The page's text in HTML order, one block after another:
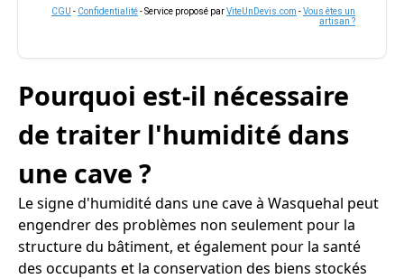
CGU - Confidentialité- Service proposé parViteUnDevis.com -Vous êtes un
artisan ?
Pourquoi est-il nécessaire
de traiter l'humidité dans
une cave ?
Le signe d'humidité dans une cave à Wasquehal peut
engendrer des problèmes non seulement pour la
structure du bâtiment, et également pour la santé
des occupants et la conservation des biens stockés